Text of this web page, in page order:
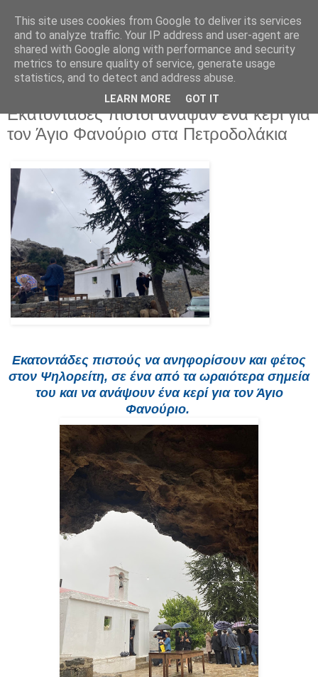
Τετάρτη 27 Αυγούστου 2025
Εκατοντάδες πιστοί άναψαν ένα κερί για
τον Άγιο Φανούριο στα Πετροδολάκια
Εκατοντάδες πιστούς να ανηφορίσουν και φέτος
στον Ψηλορείτη, σε ένα από τα ωραιότερα σημεία
του και να ανάψουν ένα κερί για τον Άγιο
Φανούριο.
This site uses cookies from Google to deliver its services
and to analyze traffic. Your IP address and user-agent are
shared with Google along with performance and security
metrics to ensure quality of service, generate usage
statistics, and to detect and address abuse.
LEARN MORE GOT IT